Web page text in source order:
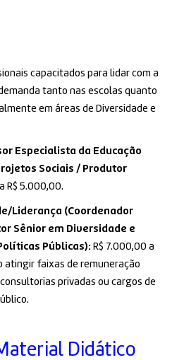
capacitados para lidar com a
tanto nas escolas quanto
em áreas de Diversidade e
Especialista da Educação
Sociais / Produtor
R$ 5.000,00.
Liderança (Coordenador
Sênior em Diversidade e
Públicas): R$ 7.000,00 a
atingir faixas de remuneração
privadas ou cargos de
Didático